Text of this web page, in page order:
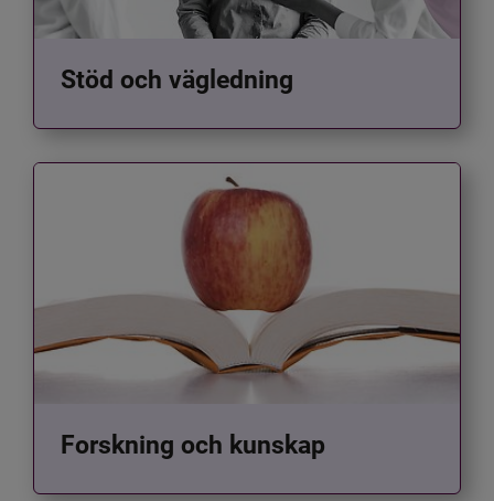
Stöd och vägledning
Forskning och kunskap